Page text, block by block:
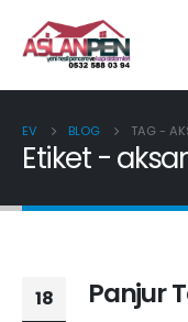
EV BLOG TAG -
Etiket -
18 Panjur